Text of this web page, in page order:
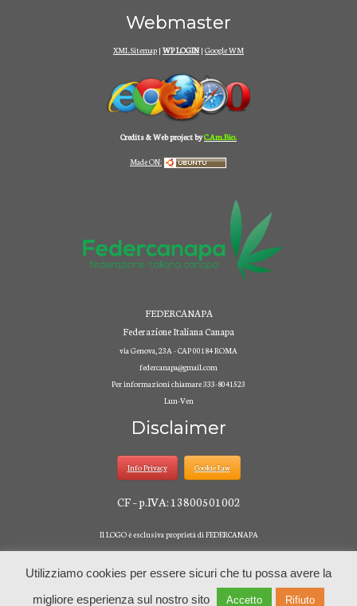
Webmaster
XML Sitemap | WP LOGIN| Google WM
Credits & Web project byC.Am.Bio.
Made ON:
FEDERCANAPA
Federazione Italiana Canapa
via Genova, 23A - CAP 00184 ROMA
federcanapa@gmail.com
Per informazioni chiamare 333-8041523
Lun-Ven
Disclaimer
Info Privacy Cookie Law
CF – p.IVA: 13800501002
Il LOGO è esclusiva proprietà di FEDERCANAPA
Utilizziamo cookies per essere sicuri che tu possa avere la
migliore esperienza sul nostro sito
Accetto Rifiuto